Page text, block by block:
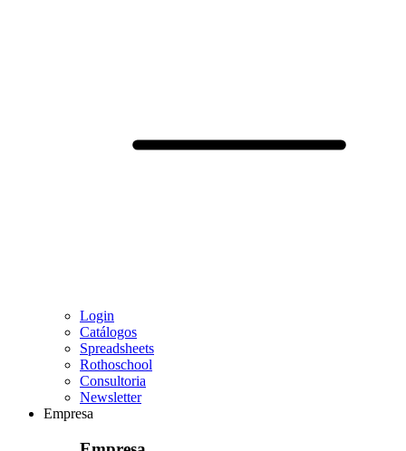
Login
Catálogos
Spreadsheets
Rothoschool
Consultoria
Newsletter
Empresa